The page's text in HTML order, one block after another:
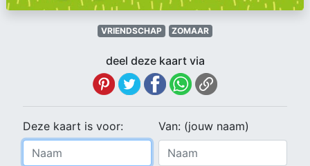
VRIENDSCHAP ZOMAAR
deel deze kaart via
Deze kaart is voor: Van: (jouw naam)